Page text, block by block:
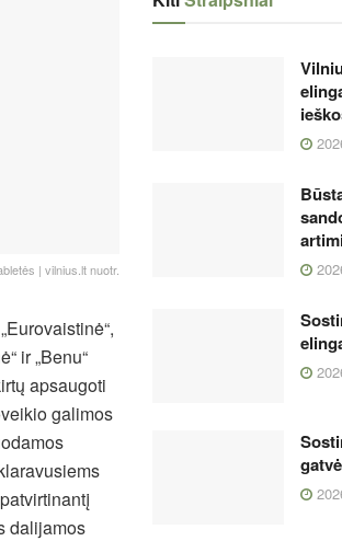
| vilnius.lt nuotr.
ir „Benu“
apsaugoti
galimos
dalijamos